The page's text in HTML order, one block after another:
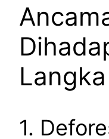
Langka
1.